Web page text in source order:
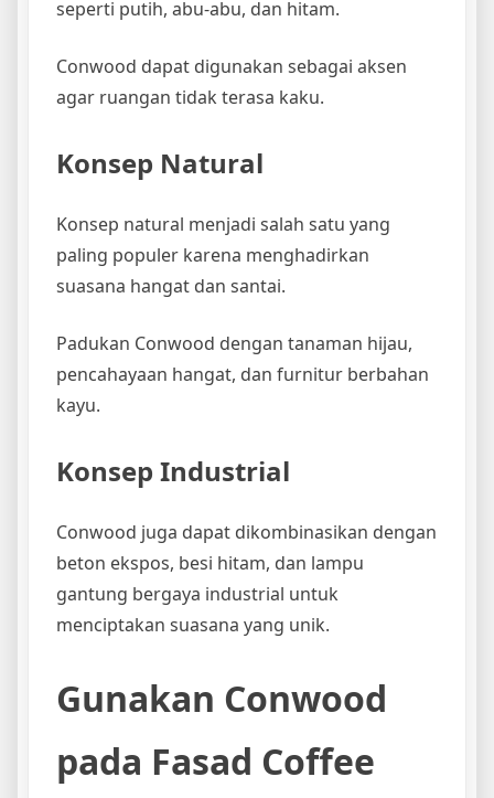
seperti putih, abu-abu, dan hitam.
Conwood dapat digunakan sebagai aksen
agar ruangan tidak terasa kaku.
Konsep Natural
Konsep natural menjadi salah satu yang
paling populer karena menghadirkan
suasana hangat dan santai.
Padukan Conwood dengan tanaman hijau,
pencahayaan hangat, dan furnitur berbahan
kayu.
Konsep Industrial
Conwood juga dapat dikombinasikan dengan
beton ekspos, besi hitam, dan lampu
gantung bergaya industrial untuk
menciptakan suasana yang unik.
Gunakan Conwood
pada Fasad Coffee